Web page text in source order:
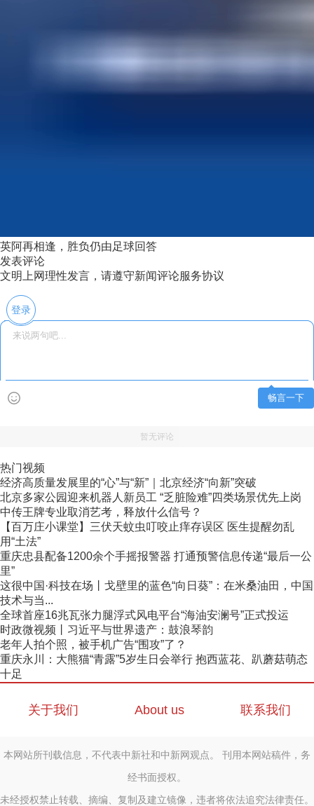
英阿再相逢，胜负仍由足球回答
发表评论
文明上网理性发言，请遵守新闻评论服务协议
登录
畅言一下
暂无评论
热门视频
经济高质量发展里的“心”与“新”｜北京经济“向新”突破
北京多家公园迎来机器人新员工 “乏脏险难”四类场景优先上岗
中传王牌专业取消艺考，释放什么信号？
【百万庄小课堂】三伏天蚊虫叮咬止痒存误区 医生提醒勿乱
用“土法”
重庆忠县配备1200余个手摇报警器 打通预警信息传递“最后一公
里”
这很中国·科技在场丨戈壁里的蓝色“向日葵”：在米桑油田，中国
技术与当...
全球首座16兆瓦张力腿浮式风电平台“海油安澜号”正式投运
时政微视频丨习近平与世界遗产：鼓浪琴韵
老年人拍个照，被手机广告“围攻”了？
重庆永川：大熊猫“青露”5岁生日会举行 抱西蓝花、趴蘑菇萌态
十足
关于我们 About us 联系我们
本网站所刊载信息，不代表中新社和中新网观点。 刊用本网站稿件，务
经书面授权。
未经授权禁止转载、摘编、复制及建立镜像，违者将依法追究法律责任。